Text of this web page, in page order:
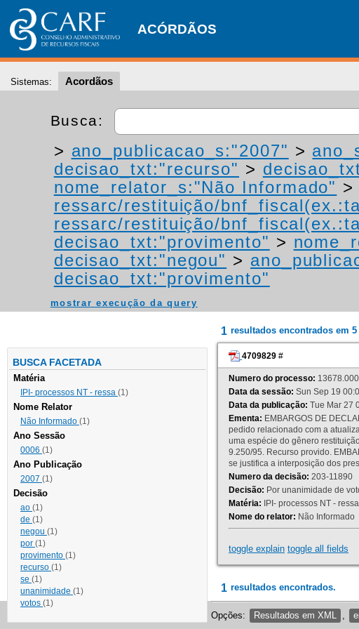
ACÓRDÃOS
Sistemas: Acordãos
Busca:
> ano_publicacao_s:"2007" >
decisao_txt:"recurso" >
nome_relator_s:"Não Informado" >
ressarc/restituição/
ressarc/restituição/
decisao_txt:"provimento" >
decisao_txt:"negou" >
decisao_txt:"provimento"
mostrar execução da query
BUSCA FACETADA
Matéria
IPI- processos NT - ressa (1)
Nome Relator
Não Informado (1)
Ano Sessão
0006 (1)
Ano Publicação
2007 (1)
Decisão
ao (1)
de (1)
negou (1)
por (1)
provimento (1)
recurso (1)
se (1)
unanimidade (1)
votos (1)
1 resultados encontrados em 5
4709829 #
Numero do processo:
Data da sessão: Sun Sep 19
Data da publicação: Tue Mar 27
Ementa: EMBARGOS DE
pedido relacionado com a
uma espécie do gênero
9.250/95. Recurso provido.
se justifica a interposição dos
Numero da decisão: 203-11890
Decisão: Por unanimidade de
Matéria: IPI- processos NT -
Nome do relator: Não Informado
toggle explain toggle all fields
1 resultados encontrados.
Opções: Resultados em XML